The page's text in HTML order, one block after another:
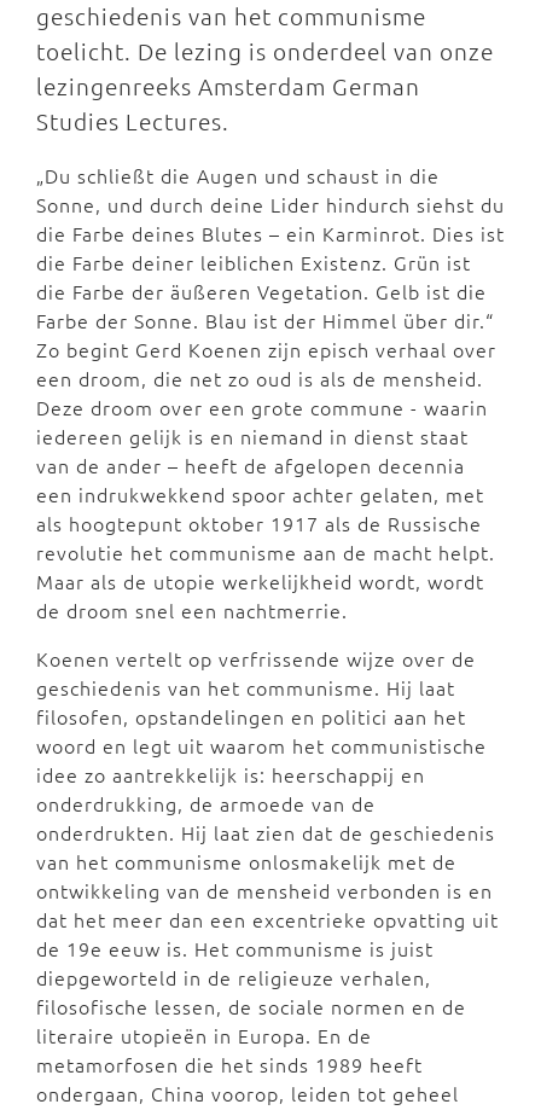
geschiedenis van het communisme
toelicht. De lezing is onderdeel van onze
lezingenreeks Amsterdam German
Studies Lectures.
„Du schließt die Augen und schaust in die
Sonne, und durch deine Lider hindurch siehst du
die Farbe deines Blutes – ein Karminrot. Dies ist
die Farbe deiner leiblichen Existenz. Grün ist
die Farbe der äußeren Vegetation. Gelb ist die
Farbe der Sonne. Blau ist der Himmel über dir.“
Zo begint Gerd Koenen zijn episch verhaal over
een droom, die net zo oud is als de mensheid.
Deze droom over een grote commune - waarin
iedereen gelijk is en niemand in dienst staat
van de ander – heeft de afgelopen decennia
een indrukwekkend spoor achter gelaten, met
als hoogtepunt oktober 1917 als de Russische
revolutie het communisme aan de macht helpt.
Maar als de utopie werkelijkheid wordt, wordt
de droom snel een nachtmerrie.
Koenen vertelt op verfrissende wijze over de
geschiedenis van het communisme. Hij laat
filosofen, opstandelingen en politici aan het
woord en legt uit waarom het communistische
idee zo aantrekkelijk is: heerschappij en
onderdrukking, de armoede van de
onderdrukten. Hij laat zien dat de geschiedenis
van het communisme onlosmakelijk met de
ontwikkeling van de mensheid verbonden is en
dat het meer dan een excentrieke opvatting uit
de 19e eeuw is. Het communisme is juist
diepgeworteld in de religieuze verhalen,
filosofische lessen, de sociale normen en de
literaire utopieën in Europa. En de
metamorfosen die het sinds 1989 heeft
ondergaan, China voorop, leiden tot geheel